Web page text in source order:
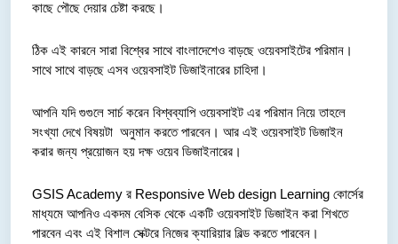
কাছে পৌছে দেয়ার চেষ্টা করছে।
ঠিক এই কারনে সারা বিশ্বের সাথে বাংলাদেশেও বাড়ছে ওয়েবসাইটের পরিমান।
সাথে সাথে বাড়ছে এসব ওয়েবসাইট ডিজাইনারের চাহিদা।
আপনি যদি গুগুলে সার্চ করেন বিশ্বব্যাপি ওয়েবসাইট এর পরিমান নিয়ে তাহলে
সংখ্যা দেখে বিষয়টা  অনুমান করতে পারবেন। আর এই ওয়েবসাইট ডিজাইন
করার জন্য প্রয়োজন হয় দক্ষ ওয়েব ডিজাইনারের।
GSIS Academy র Responsive Web design Learning কোর্সের
মাধ্যমে আপনিও একদম বেসিক থেকে একটি ওয়েবসাইট ডিজাইন করা শিখতে
পারবেন এবং এই বিশাল সেক্টরে নিজের ক্যারিয়ার বিল্ড করতে পারবেন।